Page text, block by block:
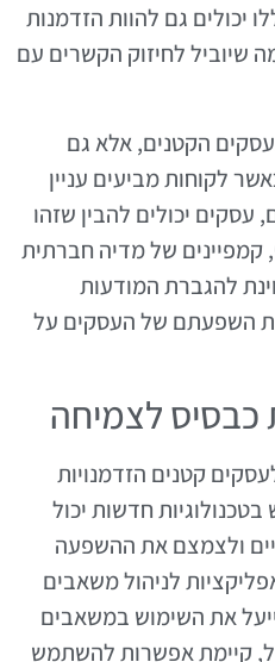
יכולים גם להוות הזדמנות
שיוביל לחיזוק הקשרים עם
הקטנים, אלא גם
לקוחות מביעים עניין
עסקים יכולים להבין שזהו
קמפיינים של מדיה חברתית
להגברת המודעות
השפעתם של העסקים על
כבסיס לצמיחה
קטנים הזדמנויות
חדשות יכול
ולצמצם את ההשפעה
לניהול משאבים
את השימוש במשאבים
קיימת אפשרות להשתמש